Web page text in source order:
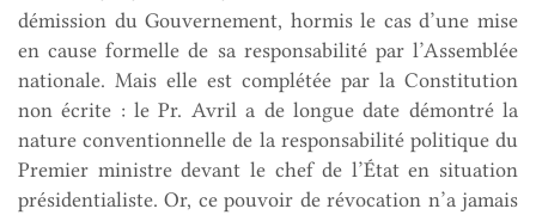
démission du Gouvernement, hormis le cas d’une mise
en cause formelle de sa responsabilité par l’Assemblée
nationale. Mais elle est complétée par la Constitution
non écrite : le Pr. Avril a de longue date démontré la
nature conventionnelle de la responsabilité politique du
Premier ministre devant le chef de l’État en situation
présidentialiste. Or, ce pouvoir de révocation n’a jamais